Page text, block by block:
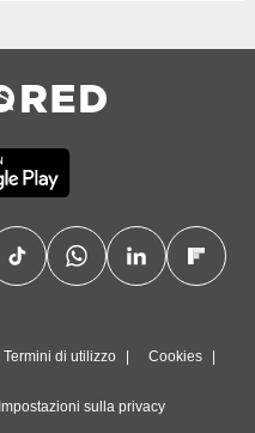
Termini di utilizzo Cookies
Impostazioni sulla privacy